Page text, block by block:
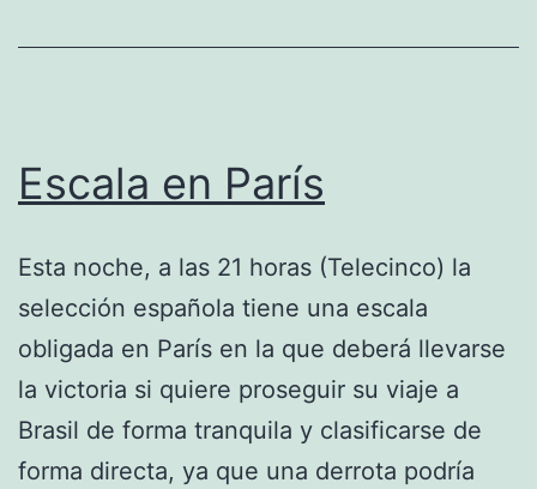
Escala en París
Esta noche, a las 21 horas (Telecinco) la
selección española tiene una escala
obligada en París en la que deberá llevarse
la victoria si quiere proseguir su viaje a
Brasil de forma tranquila y clasificarse de
forma directa, ya que una derrota podría